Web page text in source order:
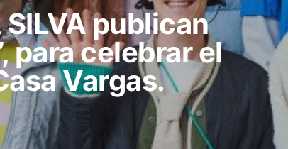
SILVA publican
para celebrar el
Vargas.